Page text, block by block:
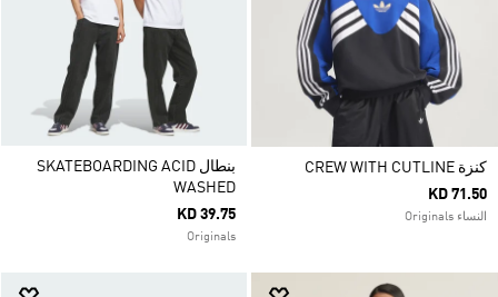
كنزة CREW WITH CUTLINE
KD 71.50
النساء Originals
بنطال SKATEBOARDING ACID
WASHED
KD 39.75
Originals